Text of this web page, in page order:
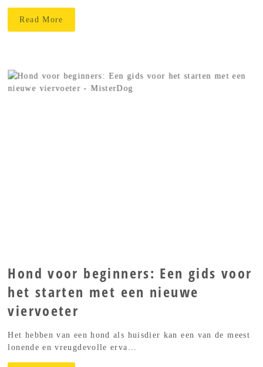
Read More
Hond voor beginners: Een gids voor
het starten met een nieuwe
viervoeter
Het hebben van een hond als huisdier kan een van de meest
lonende en vreugdevolle erva...